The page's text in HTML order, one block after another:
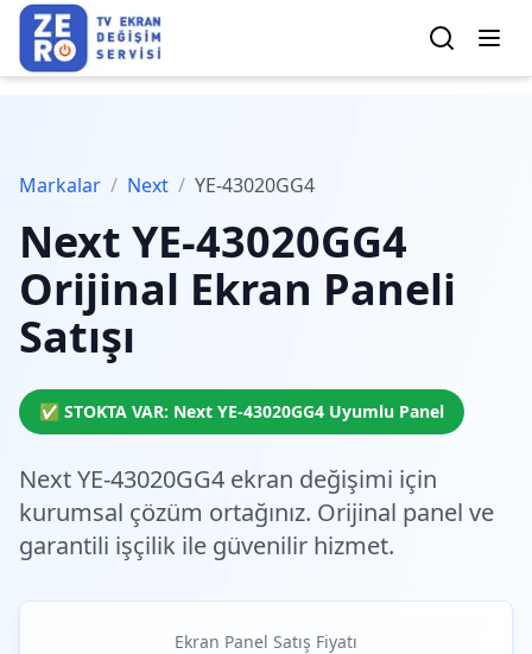
Markalar / Next / YE-43020GG4
Next YE-43020GG4
Orijinal Ekran Paneli
Satışı
✅ STOKTA VAR: Next YE-43020GG4 Uyumlu Panel
Next YE-43020GG4 ekran değişimi için
kurumsal çözüm ortağınız. Orijinal panel ve
garantili işçilik ile güvenilir hizmet.
Ekran Panel Satış Fiyatı